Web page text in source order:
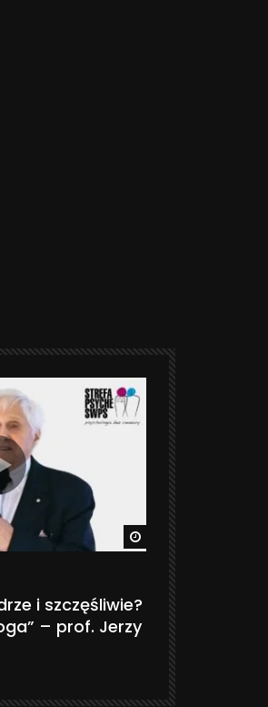
Watch Later
i szczęśliwie?
– prof. Jerzy